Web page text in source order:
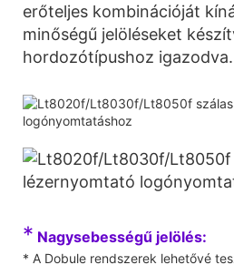
erőteljes kombinációját
minőségű jelöléseket
hordozótípushoz igazodva.
* Nagysebességű jelölés:
* A Dobule rendszerek lehetővé